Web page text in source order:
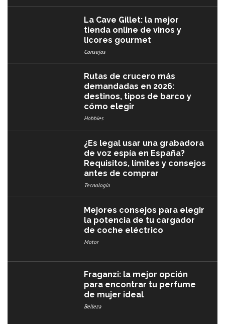
La Cave Gillet: la mejor
tienda online de vinos y
licores gourmet
Consejos
Rutas de crucero más
demandadas en 2026:
destinos, tipos de barco y
cómo elegir
Hobbies
¿Es legal usar una grabadora
de voz espía en España?
Requisitos, límites y consejos
antes de comprar
Tecnología
Mejores consejos para elegir
la potencia de tu cargador
de coche eléctrico
Motor
Fraganzi: la mejor opción
para encontrar tu perfume
de mujer ideal
Belleza